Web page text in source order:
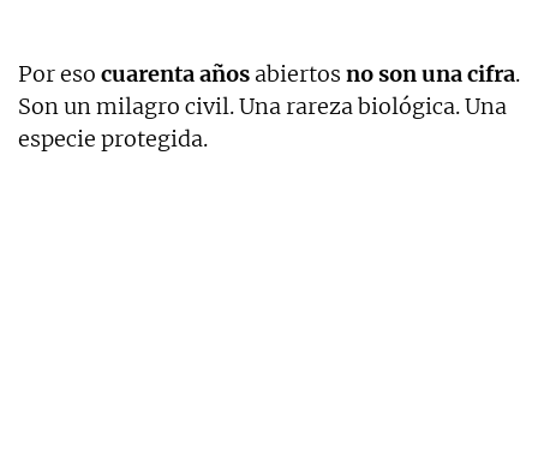
Por eso cuarenta años abiertos no son una cifra.
Son un milagro civil. Una rareza biológica. Una
especie protegida.